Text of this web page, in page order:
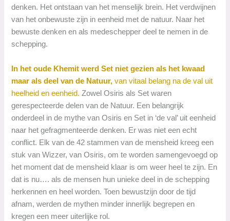
denken. Het ontstaan van het menselijk brein. Het verdwijnen
van het onbewuste zijn in eenheid met de natuur. Naar het
bewuste denken en als medeschepper deel te nemen in de
schepping.
In het oude Khemit werd Set niet gezien als het kwaad
maar als deel van de Natuur, van vitaal belang na de val uit
heelheid en eenheid. Zowel Osiris als Set waren
gerespecteerde delen van de Natuur. Een belangrijk
onderdeel in de mythe van Osiris en Set in ‘de val’ uit eenheid
naar het gefragmenteerde denken. Er was niet een echt
conflict. Elk van de 42 stammen van de mensheid kreeg een
stuk van Wizzer, van Osiris, om te worden samengevoegd op
het moment dat de mensheid klaar is om weer heel te zijn. En
dat is nu…. als de mensen hun unieke deel in de schepping
herkennen en heel worden. Toen bewustzijn door de tijd
afnam, werden de mythen minder innerlijk begrepen en
kregen een meer uiterlijke rol.